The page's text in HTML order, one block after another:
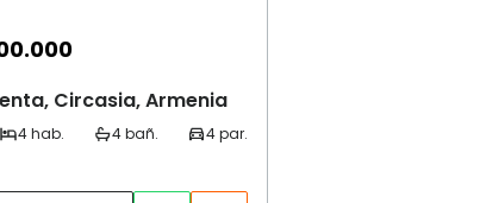
Circasia, Armenia